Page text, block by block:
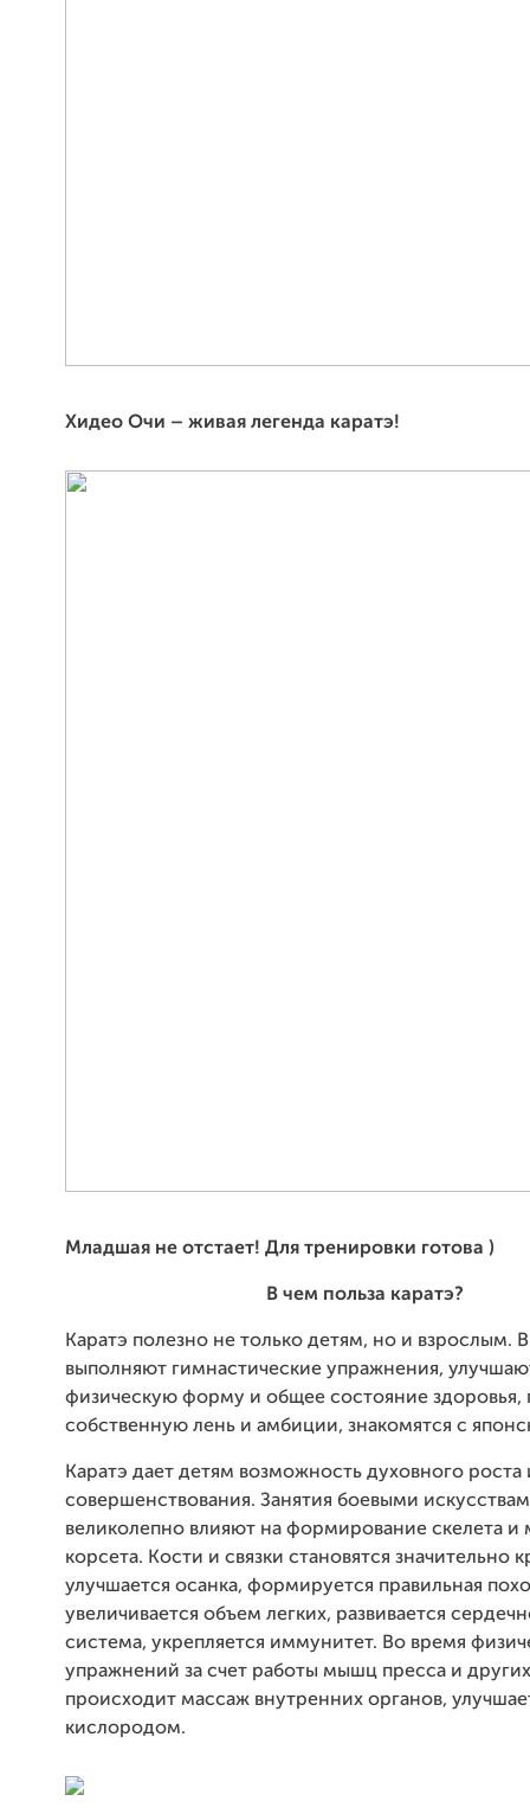
Хидео Очи – живая легенда каратэ!
Младшая не отстает! Для тренировки готова )
В чем польза каратэ?
Каратэ полезно не только детям, но и взрослым. В
выполняют гимнастические упражнения,
физическую форму и общее состояние здоровья,
собственную лень и амбиции, знакомятся с
Каратэ дает детям возможность духовного роста
совершенствования. Занятия боевыми
великолепно влияют на формирование скелета
корсета. Кости и связки становятся значительно
улучшается осанка, формируется правильная
увеличивается объем легких, развивается
система, укрепляется иммунитет. Во время
упражнений за счет работы мышц пресса и
происходит массаж внутренних органов,
кислородом.